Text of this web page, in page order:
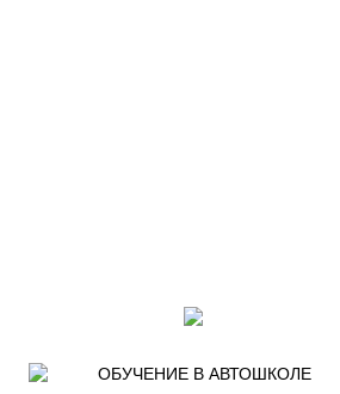
ОБУЧЕНИЕ В АВТОШКОЛЕ